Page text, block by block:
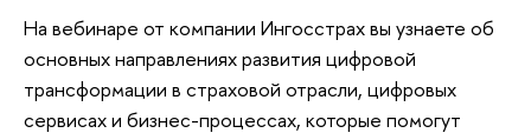
На вебинаре от компании Ингосстрах вы узнаете об
основных направлениях развития цифровой
трансформации в страховой отрасли, цифровых
сервисах и бизнес-процессах, которые помогут